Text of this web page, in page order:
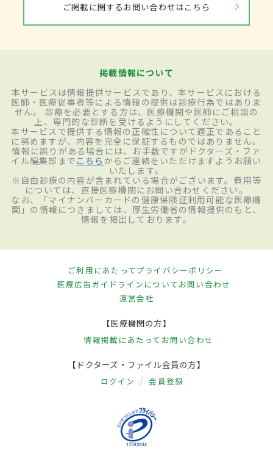
脳動脈瘤の破裂が原因でくも膜下出血を起
液が流れないようにするクリッピング術を
行う。もしくは、太ももの付け根の血管か
ら 動脈瘤までカテーテルを入れて、コイル
を通すことによりこぶを内側から詰めるコ
イル塞栓術がある。 脳動静脈奇形の場合
は、開頭で奇形を取り出す方法や、放射線
治療（ガンマナイフ）などを行う。どの治
療法を選択するかは、動脈瘤・奇形の大き
へ運ばれた時点で全身状態がかなり悪い場
合は、手術の適応は不可能。外傷性の出血
については、軽症の場合は手術などは必要
くも膜下出血の最も大きな原因である
は発見が難しいため、脳ドックなどを
定期的に受けることが一番の予防法といえ
ご掲載に関するお問い合わせはこちら
掲載情報について
本サービスは情報提供サービスであり、本サービスにおける
医師・医療従事者等による情報の提供は診療行為ではありま
せん。 診療を必要とする方は、医療機関や医師にご相談の
上、専門的な診断を受けるようにしてください。
本サービスで提供する情報の正確性について適正であること
に努めますが、内容を完全に保証するものではありません。
情報に誤りがある場合には、お手数ですがドクターズ・ファ
イル編集部まで こちら からご連絡をいただけますようお願い
いたします。
※自由診療の内容が含まれている場合がございます。費用等
については、直接医療機関にお問い合わせください。
なお、「マイナンバーカードの健康保険証利用可能な医療機
関」の情報につきましては、厚生労働省の情報提供のもと、
情報を掲出しております。
ご利用にあたってプライバシーポリシー
医療広告ガイドラインについてお問い合わせ
運営会社
【医療機関の方】
情報掲載にあたって お問い合わせ
【ドクターズ・ファイル会員の方】
ログイン 会員登録